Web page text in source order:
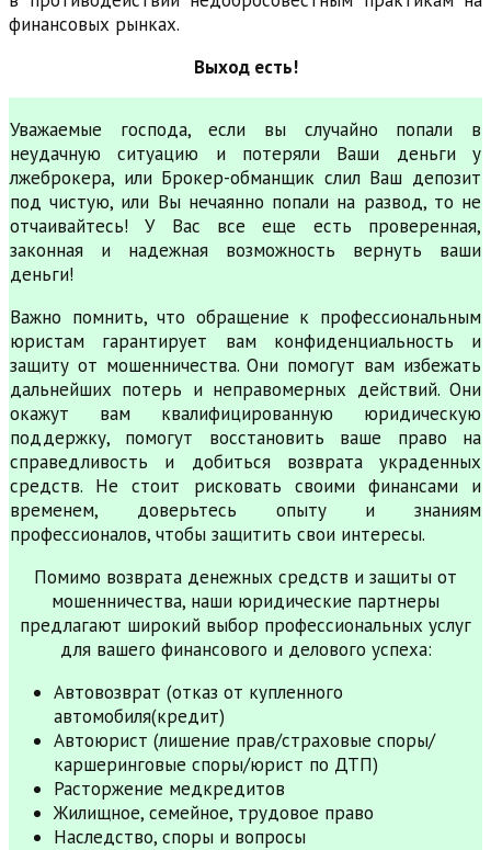
финансовых рынках.
Выход есть!
Уважаемые господа, если вы случайно попали в
неудачную ситуацию и потеряли Ваши деньги у
лжеброкера, или Брокер-обманщик слил Ваш депозит
под чистую, или Вы нечаянно попали на развод, то не
отчаивайтесь! У Вас все еще есть проверенная,
законная и надежная возможность вернуть ваши
деньги!
Важно помнить, что обращение к профессиональным
юристам гарантирует вам конфиденциальность и
защиту от мошенничества. Они помогут вам избежать
дальнейших потерь и неправомерных действий. Они
окажут вам квалифицированную юридическую
поддержку, помогут восстановить ваше право на
справедливость и добиться возврата украденных
средств. Не стоит рисковать своими финансами и
временем, доверьтесь опыту и знаниям
профессионалов, чтобы защитить свои интересы.
Помимо возврата денежных средств и защиты от
мошенничества, наши юридические партнеры
предлагают широкий выбор профессиональных услуг
для вашего финансового и делового успеха:
Автовозврат (отказ от купленного
автомобиля(кредит)
Автоюрист (лишение прав/страховые споры/
каршеринговые споры/юрист по ДТП)
Расторжение медкредитов
Жилищное, семейное, трудовое право
Наследство, споры и вопросы